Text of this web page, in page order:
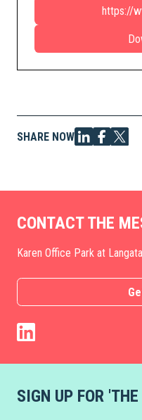
https://
SHARE NOW
CONTACT THE
Karen Office Park at
SIGN UP FOR